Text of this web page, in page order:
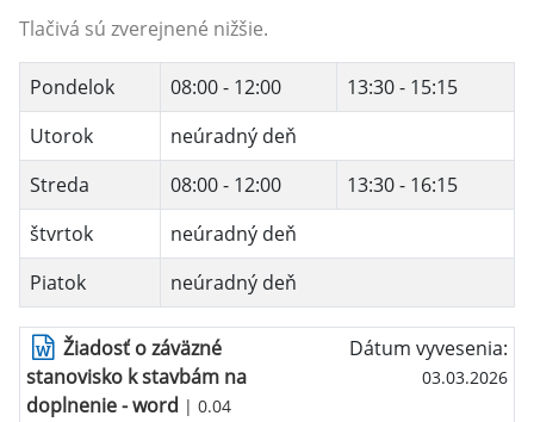
Tlačivá sú zverejnené nižšie.
Pondelok 08:00 - 12:00
13:30 - 15:15
Utorok
neúradný deň
Streda
08:00 - 12:00
13:30 - 16:15
štvrtok
neúradný deň
Piatok
neúradný deň
Žiadosť o záväzné
stanovisko k stavbám na
doplnenie - word | 0.04
Dátum vyvesenia:
03.03.2026